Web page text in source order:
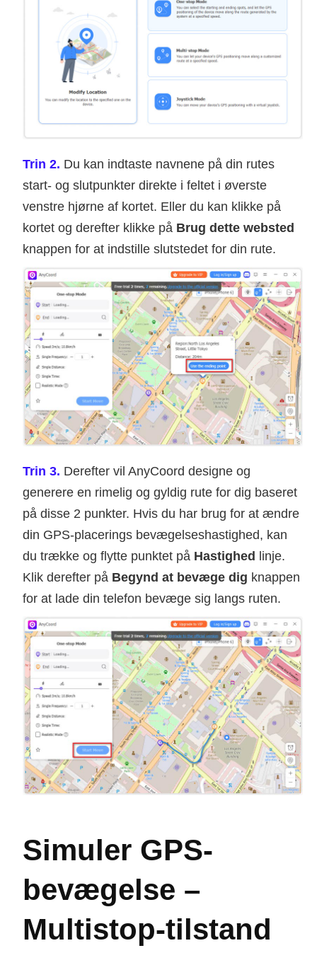
Trin 2. Du kan indtaste navnene på din rutes
start- og slutpunkter direkte i feltet i øverste
venstre hjørne af kortet. Eller du kan klikke på
kortet og derefter klikke på Brug dette websted
knappen for at indstille slutstedet for din rute.
Trin 3. Derefter vil AnyCoord designe og
generere en rimelig og gyldig rute for dig baseret
på disse 2 punkter. Hvis du har brug for at ændre
din GPS-placerings bevægelseshastighed, kan
du trække og flytte punktet på Hastighed linje.
Klik derefter på Begynd at bevæge dig knappen
for at lade din telefon bevæge sig langs ruten.
Simuler GPS-
bevægelse –
Multistop-tilstand